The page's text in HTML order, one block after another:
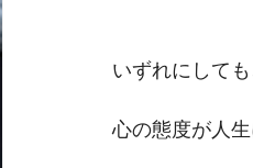
いずれにしても
心の態度が人